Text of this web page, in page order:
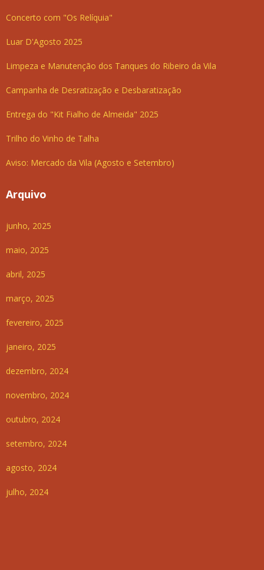
Concerto com "Os Relíquia"
Luar D'Agosto 2025
Limpeza e Manutenção dos Tanques do Ribeiro da Vila
Campanha de Desratização e Desbaratização
Entrega do "Kit Fialho de Almeida" 2025
Trilho do Vinho de Talha
Aviso: Mercado da Vila (Agosto e Setembro)
Arquivo
junho, 2025
maio, 2025
abril, 2025
março, 2025
fevereiro, 2025
janeiro, 2025
dezembro, 2024
novembro, 2024
outubro, 2024
setembro, 2024
agosto, 2024
julho, 2024